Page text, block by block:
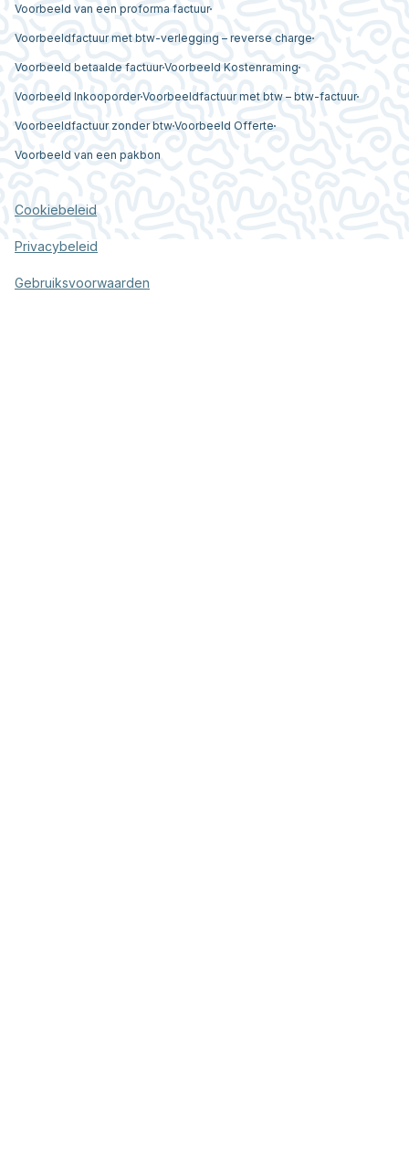
Voorbeeld van een proforma factuur
Voorbeeldfactuur met btw-verlegging – reverse charge
Voorbeeld betaalde factuurVoorbeeld Kostenraming
Voorbeeld InkooporderVoorbeeldfactuur met btw – btw-factuur
Voorbeeldfactuur zonder btwVoorbeeld Offerte
Voorbeeld van een pakbon
Cookiebeleid
Privacybeleid
Gebruiksvoorwaarden